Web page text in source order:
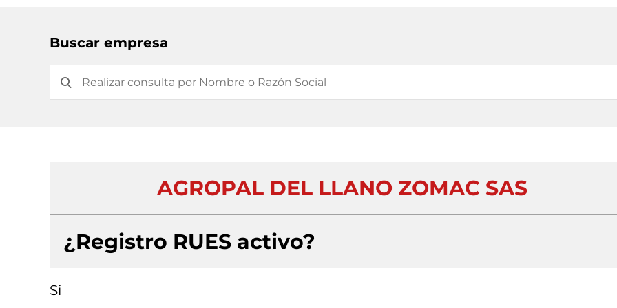
Buscar empresa
AGROPAL DEL LLANO ZOMAC SAS
¿Registro RUES activo?
Si